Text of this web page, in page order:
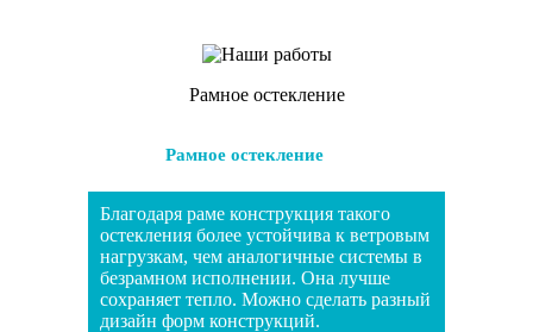
Рамное остекление
Рамное остекление
Благодаря раме конструкция такого
остекления более устойчива к ветровым
нагрузкам, чем аналогичные системы в
безрамном исполнении. Она лучше
сохраняет тепло. Можно сделать разный
дизайн форм конструкций.